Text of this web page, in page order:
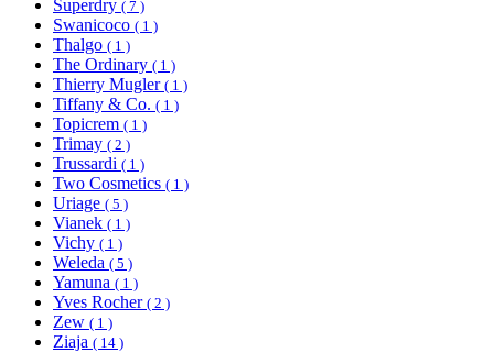
Superdry ( 7 )
Swanicoco ( 1 )
Thalgo ( 1 )
The Ordinary ( 1 )
Thierry Mugler ( 1 )
Tiffany & Co. ( 1 )
Topicrem ( 1 )
Trimay ( 2 )
Trussardi ( 1 )
Two Cosmetics ( 1 )
Uriage ( 5 )
Vianek ( 1 )
Vichy ( 1 )
Weleda ( 5 )
Yamuna ( 1 )
Yves Rocher ( 2 )
Zew ( 1 )
Ziaja ( 14 )